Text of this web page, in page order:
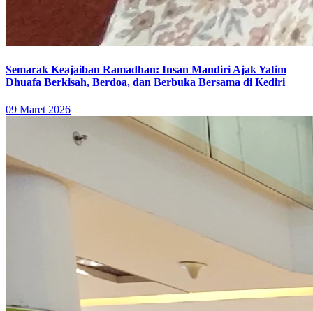
Semarak Keajaiban Ramadhan: Insan Mandiri Ajak Yatim
Dhuafa Berkisah, Berdoa, dan Berbuka Bersama di Kediri
09 Maret 2026